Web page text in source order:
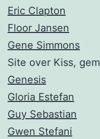
Eric Clapton
Floor Jansen
Gene Simmons
Site over Kiss,
Genesis
Gloria Estefan
Guy Sebastian
Gwen Stefani